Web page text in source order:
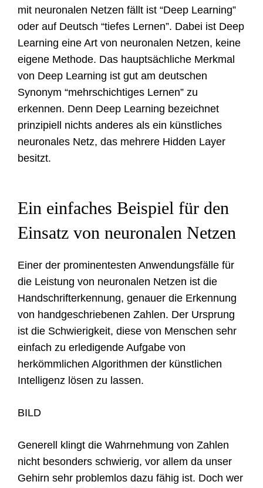
mit neuronalen Netzen fällt ist “Deep Learning”
oder auf Deutsch “tiefes Lernen”. Dabei ist Deep
Learning eine Art von neuronalen Netzen, keine
eigene Methode. Das hauptsächliche Merkmal
von Deep Learning ist gut am deutschen
Synonym “mehrschichtiges Lernen” zu
erkennen. Denn Deep Learning bezeichnet
prinzipiell nichts anderes als ein künstliches
neuronales Netz, das mehrere Hidden Layer
besitzt.
Ein einfaches Beispiel für den
Einsatz von neuronalen Netzen
Einer der prominentesten Anwendungsfälle für
die Leistung von neuronalen Netzen ist die
Handschrifterkennung, genauer die Erkennung
von handgeschriebenen Zahlen. Der Ursprung
ist die Schwierigkeit, diese von Menschen sehr
einfach zu erledigende Aufgabe von
herkömmlichen Algorithmen der künstlichen
Intelligenz lösen zu lassen.
BILD
Generell klingt die Wahrnehmung von Zahlen
nicht besonders schwierig, vor allem da unser
Gehirn sehr problemlos dazu fähig ist. Doch wer